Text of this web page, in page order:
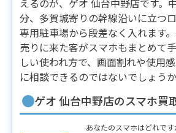
えるのが、ゲオ 仙台中野店です。
分、多賀城寄りの幹線沿いに立つ
専用駐車場から段差なく入れます
売りに来た客がスマホもまとめて
しい使われ方で、画面割れや使用
に相談できるのではないでしょう
ゲオ 仙台中野店のスマホ買
あなたのスマホはどれです